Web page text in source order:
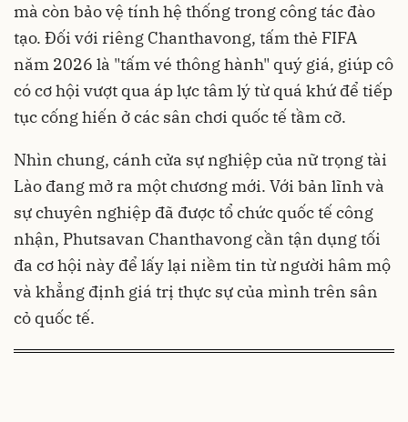
mà còn bảo vệ tính hệ thống trong công tác đào
tạo. Đối với riêng Chanthavong, tấm thẻ FIFA
năm 2026 là "tấm vé thông hành" quý giá, giúp cô
có cơ hội vượt qua áp lực tâm lý từ quá khứ để tiếp
tục cống hiến ở các sân chơi quốc tế tầm cỡ.
Nhìn chung, cánh cửa sự nghiệp của nữ trọng tài
Lào đang mở ra một chương mới. Với bản lĩnh và
sự chuyên nghiệp đã được tổ chức quốc tế công
nhận, Phutsavan Chanthavong cần tận dụng tối
đa cơ hội này để lấy lại niềm tin từ người hâm mộ
và khẳng định giá trị thực sự của mình trên sân
cỏ quốc tế.